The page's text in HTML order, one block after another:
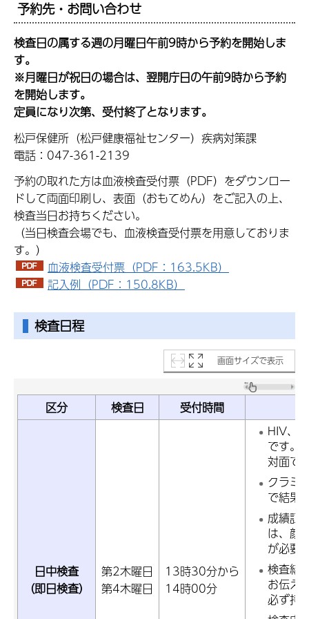
予約先・お問い合わせ
検査日の属する週の月曜日午前9時から予約を開始しま
す。
※月曜日が祝日の場合は、翌開庁日の午前9時から予約
を開始します。
定員になり次第、受付終了となります。
松戸保健所（松戸健康福祉センター）疾病対策課
電話：047-361-2139
予約の取れた方は血液検査受付票（PDF）をダウンロー
ドして両面印刷し、表面（おもてめん）をご記入の上、
検査当日お持ちください。
（当日検査会場でも、血液検査受付票を用意しておりま
す。）
血液検査受付票（PDF：163.5KB）
記入例（PDF：150.8KB）
検査日程
画面サイズで表示
区分 検査日 受付時間
日中検査
（即日検査）
第2木曜日
第4木曜日
13時30分から
14時00分
HIV、
です。
対面で
クラミ
で結果
成績証
は、顔
が必要
検査結
お伝え
必ず持